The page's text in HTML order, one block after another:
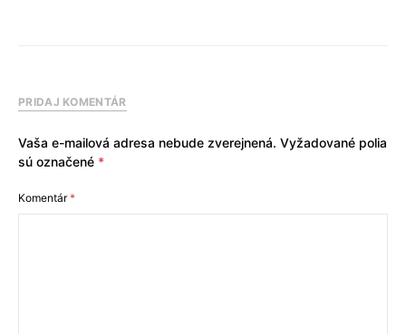
PRIDAJ KOMENTÁR
Vaša e-mailová adresa nebude zverejnená. Vyžadované polia
sú označené *
Komentár*